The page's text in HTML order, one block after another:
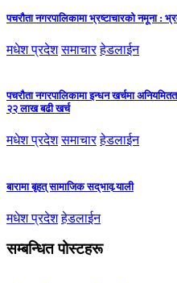
पचरौता नगरपालिकामा भ्रष्टाचारको नमूना :
मधेश प्रदेश समाचार हेडलाईन
पचरौता नगरपालिकामा इन्धन खर्चमा
२२ लाख बढी खर्च
मधेश प्रदेश समाचार हेडलाईन
बारामा बृहत् सामाजिक सद्‌भाव र्‍याली
मधेश प्रदेश हेडलाईन
सम्बन्धित पोस्टहरू